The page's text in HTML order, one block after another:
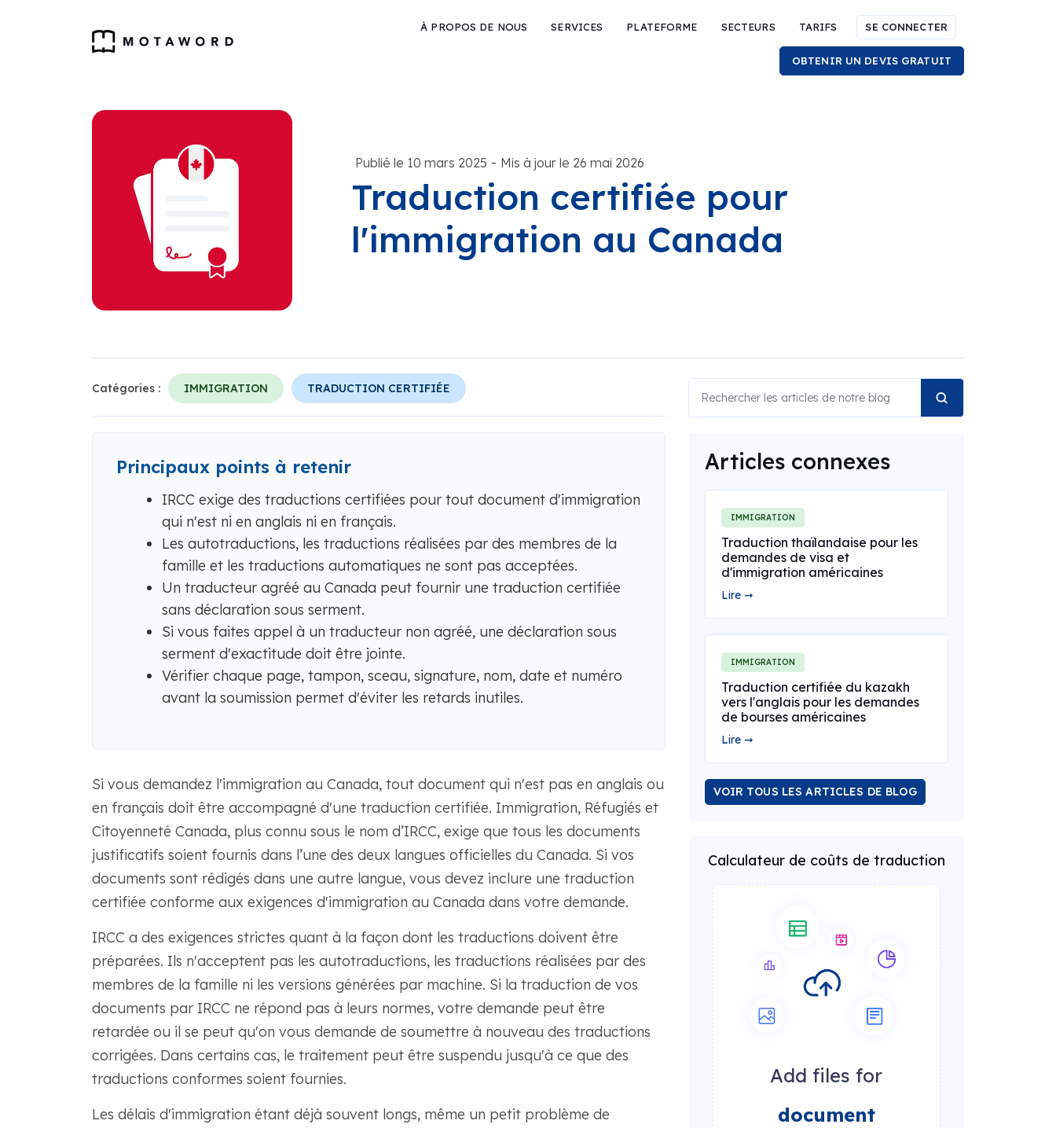
À PROPOS DE NOUS SERVICES PLATEFORME SECTEURS TARIFS SE CONNECTER
OBTENIR UN DEVIS GRATUIT
Publié le 10 mars 2025 - Mis à jour le 26 mai 2026
Traduction certifiée pour
l'immigration au Canada
Catégories : IMMIGRATION TRADUCTION CERTIFIÉE
Principaux points à retenir
IRCC exige des traductions certifiées pour tout document d'immigration
qui n'est ni en anglais ni en français.
Les autotraductions, les traductions réalisées par des membres de la
famille et les traductions automatiques ne sont pas acceptées.
Un traducteur agréé au Canada peut fournir une traduction certifiée
sans déclaration sous serment.
Si vous faites appel à un traducteur non agréé, une déclaration sous
serment d'exactitude doit être jointe.
Vérifier chaque page, tampon, sceau, signature, nom, date et numéro
avant la soumission permet d'éviter les retards inutiles.
Si vous demandez l'immigration au Canada, tout document qui n'est pas en anglais ou
en français doit être accompagné d'une traduction certifiée. Immigration, Réfugiés et
Citoyenneté Canada, plus connu sous le nom d’IRCC, exige que tous les documents
justificatifs soient fournis dans l’une des deux langues officielles du Canada. Si vos
documents sont rédigés dans une autre langue, vous devez inclure une traduction
certifiée conforme aux exigences d'immigration au Canada dans votre demande.
IRCC a des exigences strictes quant à la façon dont les traductions doivent être
préparées. Ils n'acceptent pas les autotraductions, les traductions réalisées par des
membres de la famille ni les versions générées par machine. Si la traduction de vos
documents par IRCC ne répond pas à leurs normes, votre demande peut être
retardée ou il se peut qu'on vous demande de soumettre à nouveau des traductions
corrigées. Dans certains cas, le traitement peut être suspendu jusqu'à ce que des
traductions conformes soient fournies.
Les délais d'immigration étant déjà souvent longs, même un petit problème de
Articles connexes
IMMIGRATION
Traduction thaïlandaise pour les
demandes de visa et
d'immigration américaines
Lire ➞
IMMIGRATION
Traduction certifiée du kazakh
vers l'anglais pour les demandes
de bourses américaines
Lire ➞
VOIR TOUS LES ARTICLES DE BLOG
Calculateur de coûts de traduction
Add files for
document